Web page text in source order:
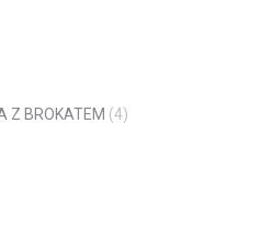
Z BROKATEM (4)